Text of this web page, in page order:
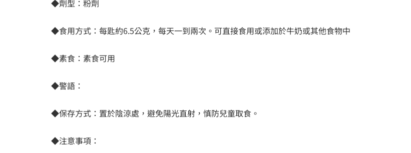
◆劑型：粉劑
◆食用方式：每匙約6.5公克，每天一到兩次。可直接食用或添加於牛奶或其他食物中
◆素食：素食可用
◆警語：
◆保存方式：置於陰涼處，避免陽光直射，慎防兒童取食。
◆注意事項：